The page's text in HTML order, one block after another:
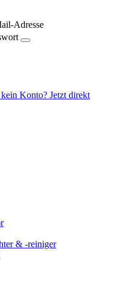
Adresse
Konto? Jetzt direkt
& -reiniger